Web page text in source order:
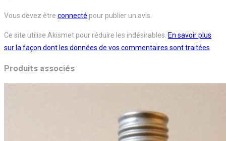
Vous devez être connecté pour publier un avis.
Ce site utilise Akismet pour réduire les indésirables. En savoir plus
sur la façon dont les données de vos commentaires sont traitées
Produits associés